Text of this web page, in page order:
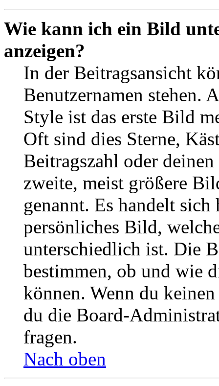
Wie kann ich ein Bild
anzeigen?
In der Beitragsansicht
Benutzernamen stehen.
Style ist das erste Bild
Oft sind dies Sterne,
Beitragszahl oder
zweite, meist größere
genannt. Es handelt
persönliches Bild,
unterschiedlich ist. Die
bestimmen, ob und wie
können. Wenn du
du die Board-
fragen.
Nach oben